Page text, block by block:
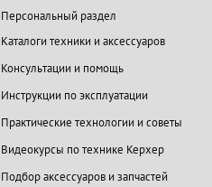
Персональный раздел
Каталоги техники и аксессуаров
Консультации и помощь
Инструкции по эксплуатации
Практические технологии и советы
Видеокурсы по технике Керхер
Подбор аксессуаров и запчастей